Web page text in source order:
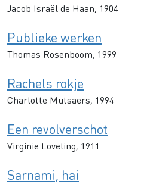
Jacob Israël de Haan, 1904
Publieke werken
Thomas Rosenboom, 1999
Rachels rokje
Charlotte Mutsaers, 1994
Een revolverschot
Virginie Loveling, 1911
Sarnami, hai